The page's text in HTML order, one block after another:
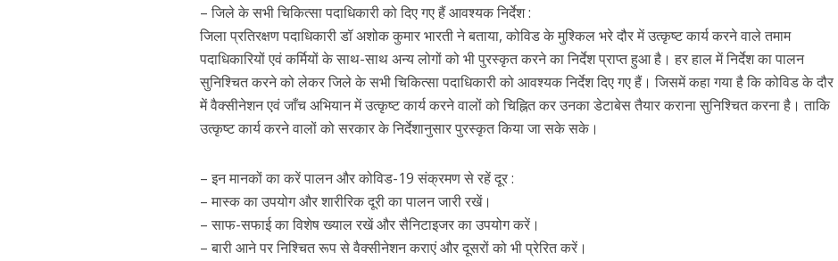
– जिले के सभी चिकित्सा पदाधिकारी को दिए गए हैं आवश्यक निर्देश :
जिला प्रतिरक्षण पदाधिकारी डॉ अशोक कुमार भारती ने बताया, कोविड के मुश्किल भरे दौर में उत्कृष्ट कार्य करने वाले तमाम
पदाधिकारियों एवं कर्मियों के साथ-साथ अन्य लोगों को भी पुरस्कृत करने का निर्देश प्राप्त हुआ है। हर हाल में निर्देश का पालन
सुनिश्चित करने को लेकर जिले के सभी चिकित्सा पदाधिकारी को आवश्यक निर्देश दिए गए हैं। जिसमें कहा गया है कि कोविड के दौर
में वैक्सीनेशन एवं जाँच अभियान में उत्कृष्ट कार्य करने वालों को चिह्नित कर उनका डेटाबेस तैयार कराना सुनिश्चित करना है। ताकि
उत्कृष्ट कार्य करने वालों को सरकार के निर्देशानुसार पुरस्कृत किया जा सके सके।
– इन मानकों का करें पालन और कोविड-19 संक्रमण से रहें दूर :
– मास्क का उपयोग और शारीरिक दूरी का पालन जारी रखें।
– साफ-सफाई का विशेष ख्याल रखें और सैनिटाइजर का उपयोग करें।
– बारी आने पर निश्चित रूप से वैक्सीनेशन कराएं और दूसरों को भी प्रेरित करें।